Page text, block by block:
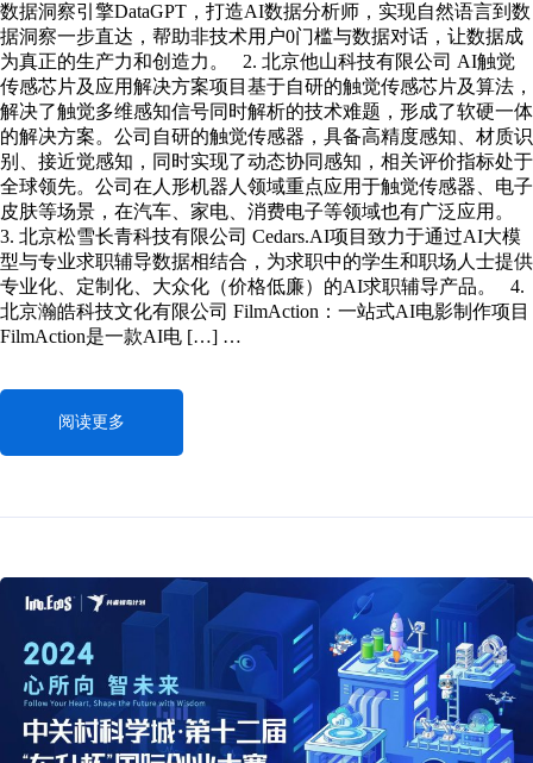
数据洞察引擎DataGPT，打造AI数据分析师，实现自然语言到数
据洞察一步直达，帮助非技术用户0门槛与数据对话，让数据成
为真正的生产力和创造力。 2. 北京他山科技有限公司 AI触觉
传感芯片及应用解决方案项目基于自研的触觉传感芯片及算法，
解决了触觉多维感知信号同时解析的技术难题，形成了软硬一体
的解决方案。公司自研的触觉传感器，具备高精度感知、材质识
别、接近觉感知，同时实现了动态协同感知，相关评价指标处于
全球领先。公司在人形机器人领域重点应用于触觉传感器、电子
皮肤等场景，在汽车、家电、消费电子等领域也有广泛应用。
3. 北京松雪长青科技有限公司 Cedars.AI项目致力于通过AI大模
型与专业求职辅导数据相结合，为求职中的学生和职场人士提供
专业化、定制化、大众化（价格低廉）的AI求职辅导产品。 4.
北京瀚皓科技文化有限公司 FilmAction：一站式AI电影制作项目
FilmAction是一款AI电 […] …
阅读更多